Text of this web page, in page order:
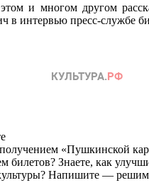
и многом другом
в интервью пресс-службе
«Пушкинской
билетов? Знаете, как
Напишите —